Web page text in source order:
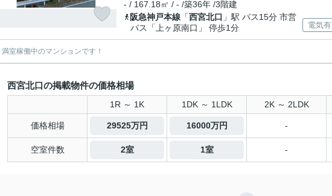
- / 167.18㎡ / - /築36年 /3階建
阪急神戸本線 「西宮北口 」駅 バス15分 市営
バス「上ヶ原南口」 停歩1分
電気有
満室稼働中のマンションです！
西宮北口の掲載物件の価格相場
1R ～ 1K 1DK ～ 1LDK 2K ～ 2LDK
価格相場 29525万円 16000万円 -
空室件数 2室 1室 -